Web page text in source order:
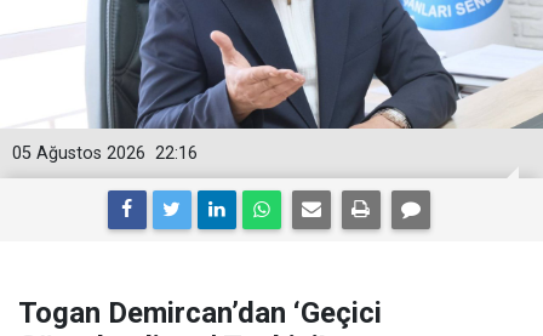
22:16
05 Ağustos 2026
Togan Demircan’dan ‘Geçici